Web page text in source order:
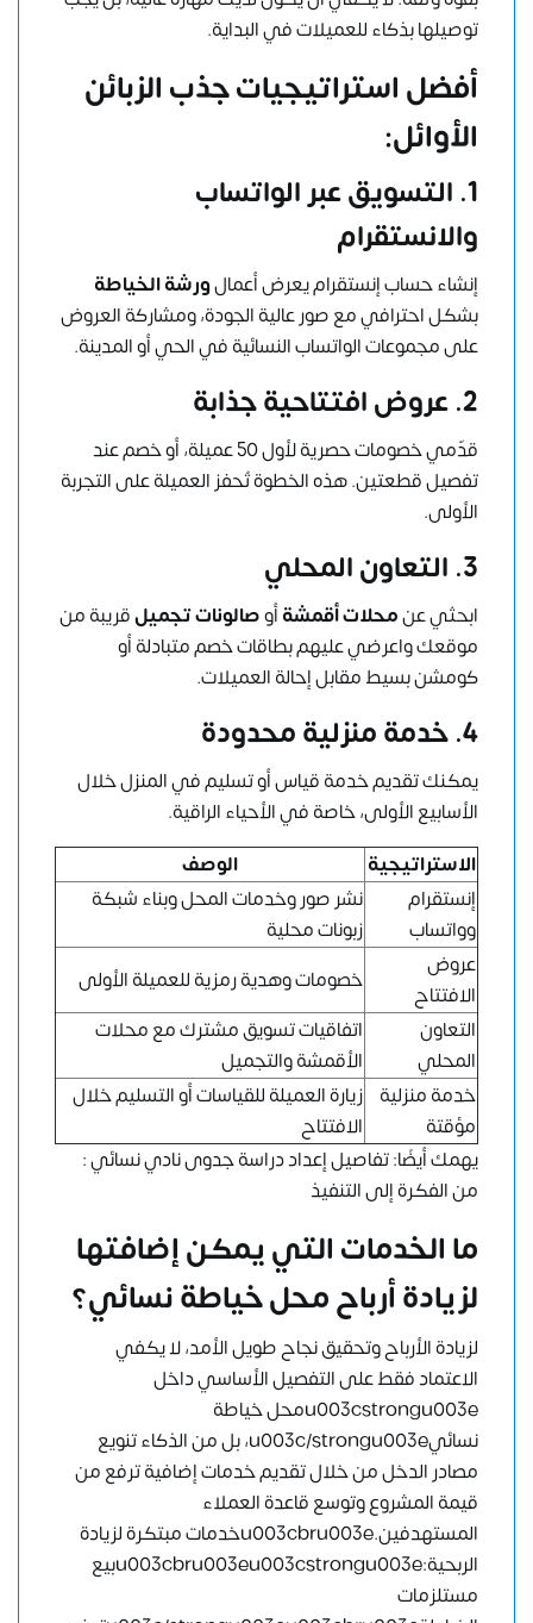
توصيلها بذكاء للعميلات في البداية.
أفضل استراتيجيات جذب الزبائن
الأوائل:
1. التسويق عبر الواتساب
والانستقرام
إنشاء حساب إنستقرام يعرض أعمالورشة الخياطة
بشكل احترافي مع صور عالية الجودة، ومشاركة العروض
على مجموعات الواتساب النسائية في الحي أو المدينة.
2. عروض افتتاحية جذابة
قدّمي خصومات حصرية لأول 50 عميلة، أو خصم عند
تفصيل قطعتين. هذه الخطوة تُحفز العميلة على التجربة
الأولى.
3. التعاون المحلي
ابحثي عنمحلات أقمشةأوصالونات تجميلقريبة من
موقعك واعرضي عليهم بطاقات خصم متبادلة أو
كومشن بسيط مقابل إحالة العميلات.
4. خدمة منزلية محدودة
يمكنك تقديم خدمة قياس أو تسليم في المنزل خلال
الأسابيع الأولى، خاصة في الأحياء الراقية.
الاستراتيجية
الوصف
إنستقرام
وواتساب
نشر صور وخدمات المحل وبناء شبكة
زبونات محلية
عروض
الافتتاح
خصومات وهدية رمزية للعميلة الأولى
التعاون
المحلي
اتفاقيات تسويق مشترك مع محلات
الأقمشة والتجميل
خدمة منزلية
مؤقتة
زيارة العميلة للقياسات أو التسليم خلال
الافتتاح
يهمك أيضًا:تفاصيل إعداد دراسة جدوى نادي نسائي :
من الفكرة إلى التنفيذ
ما الخدمات التي يمكن إضافتها
لزيادة أرباح محل خياطة نسائي؟
لزيادة الأرباح وتحقيق نجاح طويل الأمد، لا يكفي
الاعتماد فقط على التفصيل الأساسي داخل
u003cstrongu003eمحل خياطة
نسائيu003c/strongu003e، بل من الذكاء تنويع
مصادر الدخل من خلال تقديم خدمات إضافية ترفع من
قيمة المشروع وتوسع قاعدة العملاء
المستهدفين.u003cbru003eخدمات مبتكرة لزيادة
الربحية:u003cbru003eu003cstrongu003eبيع
مستلزمات